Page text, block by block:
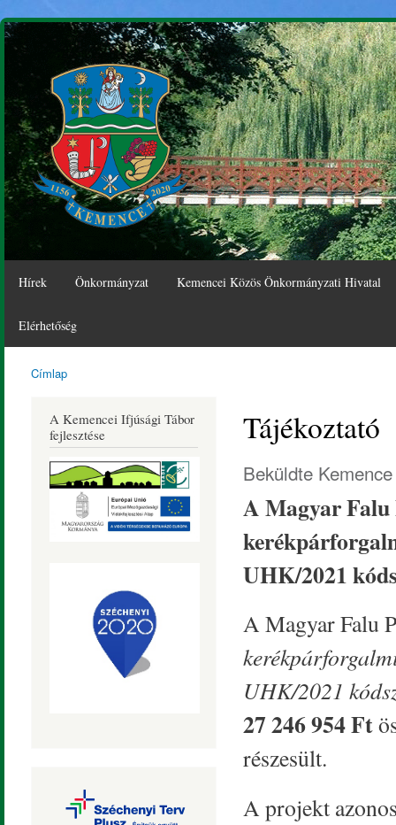
Hírek Önkormányzat Kemencei Közös Önkormányzati Hivatal
Elérhetőség
Kemence
Község
Honlapja
Címlap
A Kemencei Ifjúsági Tábor
fejlesztése
Tájékoztató
Beküldte
A Magyar Falu
UHK/2021
A Magyar Falu
UHK/2021
27 246 954 Ft
részesült.
A projekt